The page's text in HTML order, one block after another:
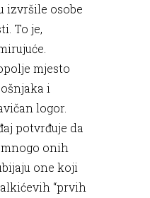
izvršile osobe
To je,
mjesto
i
logor.
potvrđuje da
onih
one koji
“prvih